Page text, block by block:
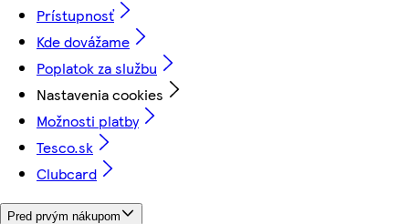
Prístupnosť
Kde dovážame
Poplatok za službu
Nastavenia cookies
Možnosti platby
Tesco.sk
Clubcard
Pred prvým nákupom